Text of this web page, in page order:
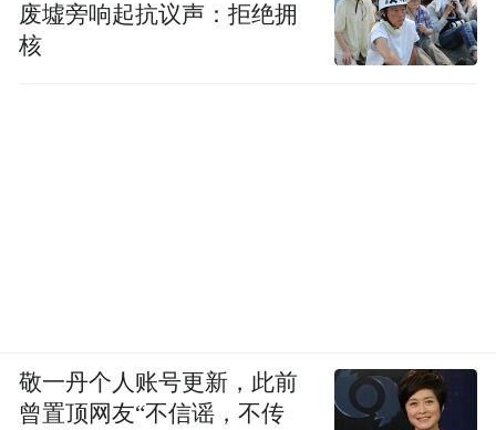
废墟旁响起抗议声：拒绝拥
核
敬一丹个人账号更新，此前
曾置顶网友“不信谣，不传